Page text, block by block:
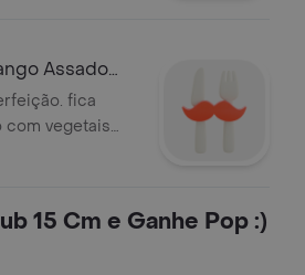
do
retirá-los.
Assado
fica
com vegetais
também a
15 Cm e Ganhe Pop :)